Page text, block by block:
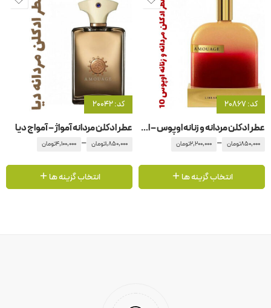
کد: 20867
عطر ادکلن مردانه و زنانه اوپوس – اپوس ۱0 آمواج – آمواژ
850,000تومان –
2,200,000تومان
انتخاب گزینه ها
کد: 20042
عطر ادکلن مردانه آمواژ – آمواج دیا
1,850,000تومان –
4,100,000تومان
انتخاب گزینه ها